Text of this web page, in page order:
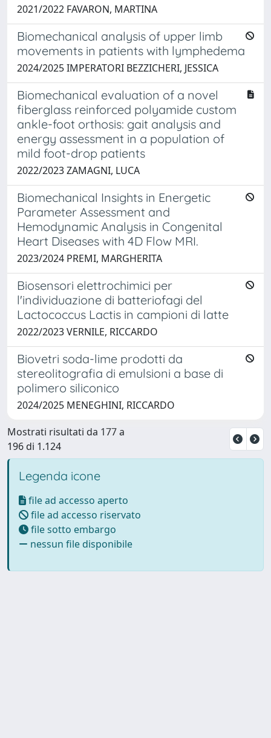
2021/2022 FAVARON, MARTINA
Biomechanical analysis of upper limb
movements in patients with lymphedema
2024/2025 IMPERATORI BEZZICHERI, JESSICA
Biomechanical evaluation of a novel
fiberglass reinforced polyamide custom
ankle-foot orthosis: gait analysis and
energy assessment in a population of
mild foot-drop patients
2022/2023 ZAMAGNI, LUCA
Biomechanical Insights in Energetic
Parameter Assessment and
Hemodynamic Analysis in Congenital
Heart Diseases with 4D Flow MRI.
2023/2024 PREMI, MARGHERITA
Biosensori elettrochimici per
l'individuazione di batteriofagi del
Lactococcus Lactis in campioni di latte
2022/2023 VERNILE, RICCARDO
Biovetri soda-lime prodotti da
stereolitografia di emulsioni a base di
polimero siliconico
2024/2025 MENEGHINI, RICCARDO
Mostrati risultati da 177 a
196 di 1.124
Legenda icone
file ad accesso aperto
file ad accesso riservato
file sotto embargo
nessun file disponibile